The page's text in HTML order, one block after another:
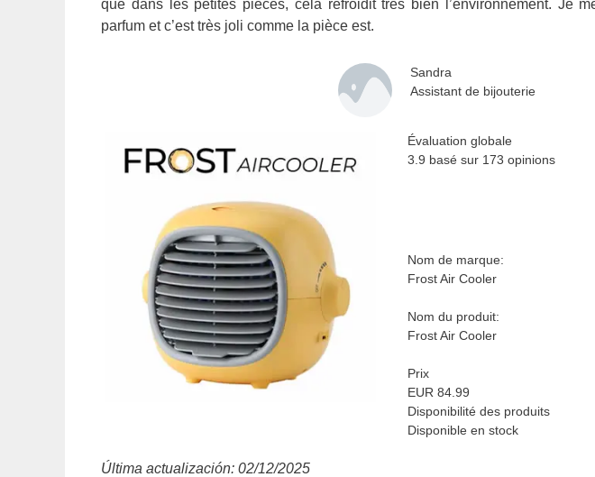
que dans les petites pièces, cela refroidit très bien l’environnement. Je
parfum et c’est très joli comme la pièce est.
Sandra
Assistant de bijouterie
Évaluation globale
3.9 basé sur 173 opinions
Nom de marque:
Frost Air Cooler
Nom du produit:
Frost Air Cooler
Prix
EUR 84.99
Disponibilité des produits
Disponible en stock
Última actualización: 02/12/2025